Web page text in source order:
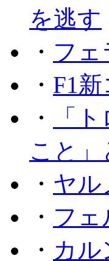
を逃す
・ フェ
・ F1
・
「
こと
・ ヤル
・ フ
・ カ